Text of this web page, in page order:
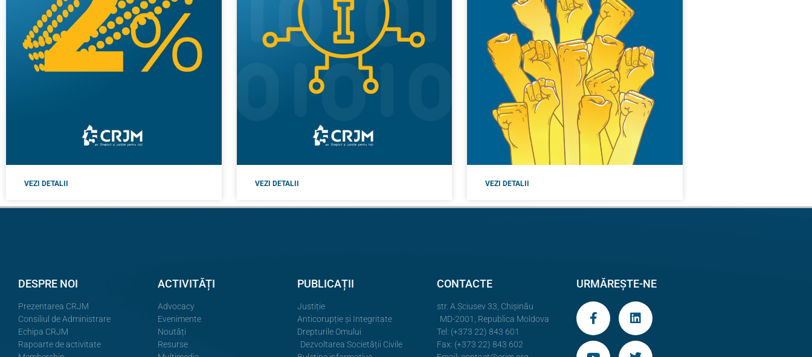
VEZI DETALII VEZI DETALII VEZI DETALII
DESPRE NOI
Prezentarea CRJM
Consiliul de Administrare
Echipa CRJM
Rapoarte de activitate
ACTIVITĂȚI
Advocacy
Evenimente
Noutăți
Resurse
PUBLICAȚII
Justiție
Anticorupție și Integritate
Drepturile Omului
Dezvoltarea Societății Civile
CONTACTE
str. A.Şciusev 33, Chișinău
MD-2001, Republica Moldova
Tel: (+373 22) 843 601
Fax: (+373 22) 843 602
URMĂREȘTE-NE